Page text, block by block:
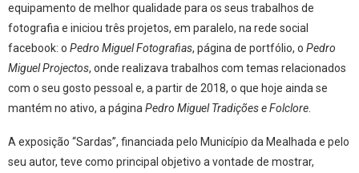
equipamento de melhor qualidade para os seus trabalhos de
fotografia e iniciou três projetos, em paralelo, na rede social
facebook: o Pedro Miguel Fotografias, página de portfólio, o Pedro
Miguel Projectos, onde realizava trabalhos com temas relacionados
com o seu gosto pessoal e, a partir de 2018, o que hoje ainda se
mantém no ativo, a página Pedro Miguel Tradições e Folclore
A exposição “Sardas”, financiada pelo Município da Mealhada e pelo
seu autor, teve como principal objetivo a vontade de mostrar,